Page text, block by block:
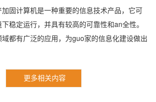
计算机是一种重要的信息技术产品，它可
稳定运行，并具有较高的可靠性和an全性。
都有广泛的应用，为guo家的信息化建设做出
更多相关内容